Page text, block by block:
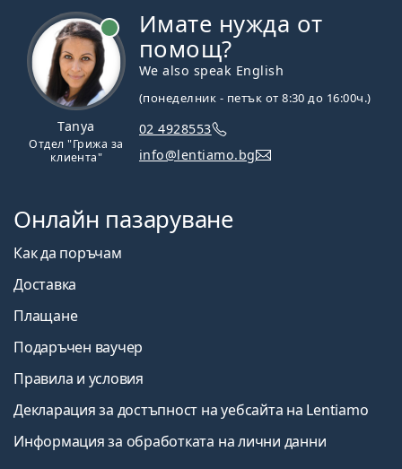
Tanya
Отдел "Грижа за
клиента"
Имате нужда от
помощ?
We also speak English
(понеделник - петък от 8:30 до 16:00ч.)
02 4928553
info@lentiamo.bg
Онлайн пазаруване
Как да поръчам
Доставка
Плащане
Подаръчен ваучер
Правила и условия
Декларация за достъпност на уебсайта на Lentiamo
Информация за обработката на лични данни